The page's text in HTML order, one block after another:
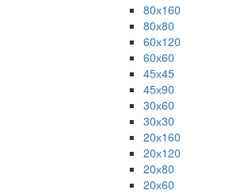
80х160
80х80
60х120
60х60
45х45
45х90
30х60
30х30
20х160
20х120
20х80
20х60